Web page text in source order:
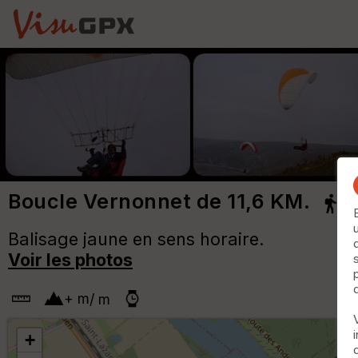
Boucle Vernonnet de 11,6 KM.
Balisage jaune en sens horaire.
Voir les photos
+ m/ m
+